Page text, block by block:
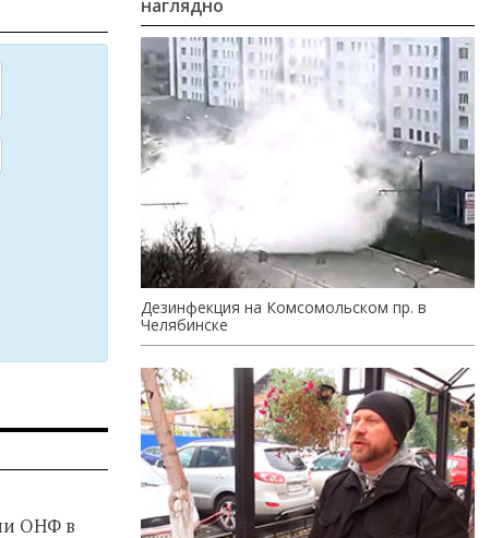
ОНФ в
наглядно
Дезинфекция на Комсомольском пр. в
Челябинске